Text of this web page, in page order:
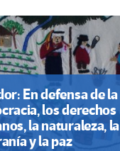
En defensa de la
los derechos
la naturaleza, la
y la paz